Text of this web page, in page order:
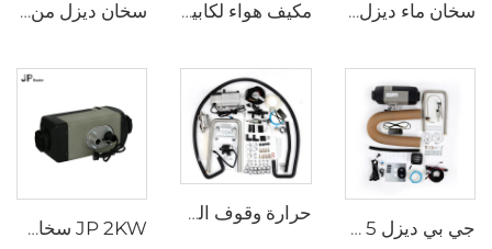
سخان ماء ديزل هوائي عالمي 2kw كل شيء في واحد 12V و 24V سخان هوائي ديزل للوقوف خيمة محمولة سخان ديزل للتخييم مكيف هواء لكابينة الشاحنة، مكيف هواء قطعة واحدة من النوع العلوي بجهد 24 فولت سخان ديزل من ويبيستو بقدرة ٢,٢ كيلوواط / ٢,٦ كيلوواط، ١٢ فولت / ٢٤ فولت، لمقصورة الشاحنات ووقت الوقوف، سخان هواء من إبيرسباخر
جي بي ديزل 5 كيلوواط 12 فولت 24 فولت محرك سيارات محرك سيارات هوائي مشابه لويباستو للمتجولات
حرارة وقوف السيارات السائلة 5KW 12V حرارة السيارة الغاز البنزين حرارة مائية هيدرونية
JP 2KW سخان غاز 12V البنزين سخان البنزين سخانات وقوف السيارات